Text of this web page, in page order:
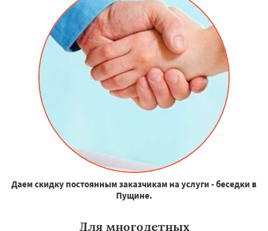
Даем скидку постоянным заказчикам на услуги - беседки в
Пущине.
Для многодетных